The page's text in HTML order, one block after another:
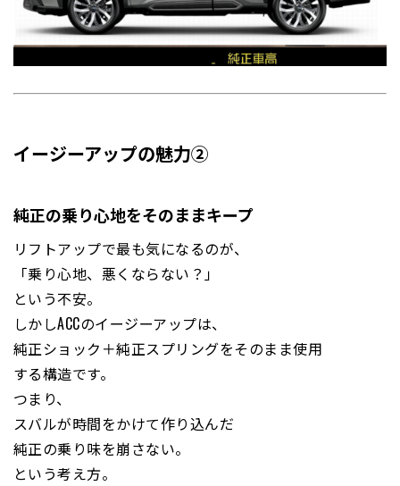
イージーアップの魅力②
純正の乗り心地をそのままキープ
リフトアップで最も気になるのが、
「乗り心地、悪くならない？」
という不安。
しかしACCのイージーアップは、
純正ショック＋純正スプリングをそのまま使用
する構造です。
つまり、
スバルが時間をかけて作り込んだ
純正の乗り味を崩さない。
という考え方。